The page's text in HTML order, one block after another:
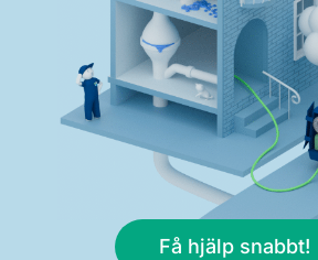
Få hjälp snabbt!